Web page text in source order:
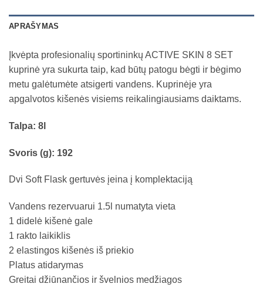
APRAŠYMAS
Įkvėpta profesionalių sportininkų ACTIVE SKIN 8 SET
kuprinė yra sukurta taip, kad būtų patogu bėgti ir bėgimo
metu galėtumėte atsigerti vandens. Kuprinėje yra
apgalvotos kišenės visiems reikalingiausiams daiktams.
Talpa: 8l
Svoris (g): 192
Dvi Soft Flask gertuvės įeina į komplektaciją
Vandens rezervuarui 1.5l numatyta vieta
1 didelė kišenė gale
1 rakto laikiklis
2 elastingos kišenės iš priekio
Platus atidarymas
Greitai džiūnančios ir švelnios medžiagos